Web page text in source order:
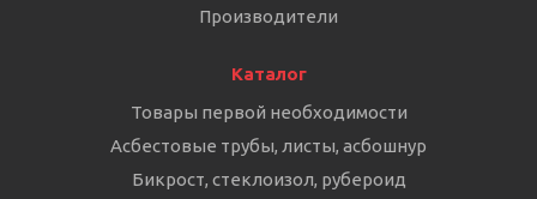
Производители
Каталог
Товары первой необходимости
Асбестовые трубы, листы, асбошнур
Бикрост, стеклоизол, рубероид